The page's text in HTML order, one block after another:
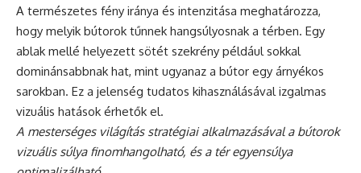
A természetes fény iránya és intenzitása meghatározza,
hogy melyik bútorok tűnnek hangsúlyosnak a térben. Egy
ablak mellé helyezett sötét szekrény például sokkal
dominánsabbnak hat, mint ugyanaz a bútor egy árnyékos
sarokban. Ez a jelenség tudatos kihasználásával izgalmas
vizuális hatások érhetők el.
A mesterséges világítás stratégiai alkalmazásával a bútorok
vizuális súlya finomhangolható, és a tér egyensúlya